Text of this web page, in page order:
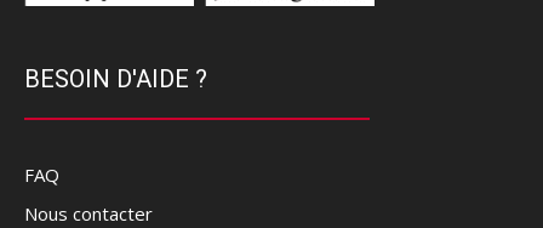
BESOIN D'AIDE ?
FAQ
Nous contacter